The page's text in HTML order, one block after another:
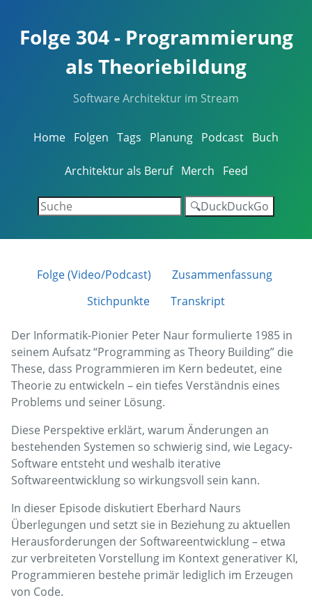
Folge 304 - Programmierung
als Theoriebildung
Software Architektur im Stream
Home Folgen Tags Planung Podcast Buch
Architektur als Beruf Merch Feed
🔍DuckDuckGo
Folge (Video/Podcast)
Zusammenfassung
Stichpunkte
Transkript
Der Informatik-Pionier Peter Naur formulierte 1985 in
seinem Aufsatz “Programming as Theory Building” die
These, dass Programmieren im Kern bedeutet, eine
Theorie zu entwickeln – ein tiefes Verständnis eines
Problems und seiner Lösung.
Diese Perspektive erklärt, warum Änderungen an
bestehenden Systemen so schwierig sind, wie Legacy-
Software entsteht und weshalb iterative
Softwareentwicklung so wirkungsvoll sein kann.
In dieser Episode diskutiert Eberhard Naurs
Überlegungen und setzt sie in Beziehung zu aktuellen
Herausforderungen der Softwareentwicklung – etwa
zur verbreiteten Vorstellung im Kontext generativer KI,
Programmieren bestehe primär lediglich im Erzeugen
von Code.